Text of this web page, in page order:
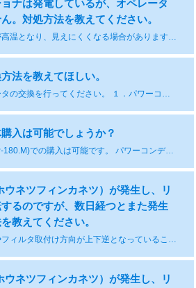
ナは発電しているが、オペレータ
。対処方法を教えてください。
オペレータ周辺温度が高温となり、見えにくくなる場合があります。 吸気のフィルタ目詰まりやフィルタカバー取付け方向が上下逆となっていることなどが考えられます。 フィルタの清掃とフィルタカバー取付け方向の確認をお願いします。 解消されない場合は、オペレータの故障の可能性があります。 【フィルタ清掃方法】 ・フィルタの清掃方法を教えてください。 [No. FAQ-30647]
法を教えてほしい。
下記の順番でオペレータの交換を行ってください。 １．パワーコンディショナを停止させて電源を切る。 ２．オペレータを交換する。 ３．パワーコンディショナの電源を入れてオペレータに正常に表示が出ることを確認する。 ４．パワーコンディショナを運転する。 技術資料ページにオペレータ交換手順書を掲載しています。 【Enewell-SOL PV1000 (単相、三相)生産中止機種】
入は可能でしょうか？
オペレータ単体(JVOP-180.M)での購入は可能です。 パワーコンディショナの購入先（商社、施工店等）を通じてご依頼をお願いします。 技術資料ページに単相機種、三相機種の交換手順書を掲載しております。
ウネツフィンカネツ）が発生し、リ
るのですが、数日経つとまた発生
教えてください。
フィルタの目詰まりやフィルタ取付け方向が上下逆となっていることが考えられます。フィルタ清掃および取付け方向の確認をしてください。 ※PV1000テクニカルマニュアル 「定期点検と保守」にフィルタ清掃手順を記載しております。 単相機種 資料番号 EZZ021466 三相機種 資料番号 EZZ021173 マニュアルダウンロード【会員サービス】から入手いただけます。
ウネツフィンカネツ）が発生し、リ